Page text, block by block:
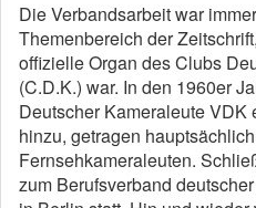
Die Verbandsarbeit war
Themenbereich der
offizielle Organ des Clubs
(C.D.K.) war. In den 1960er
Deutscher Kameraleute VDK
hinzu, getragen
Fernsehkameraleuten.
zum Berufsverband